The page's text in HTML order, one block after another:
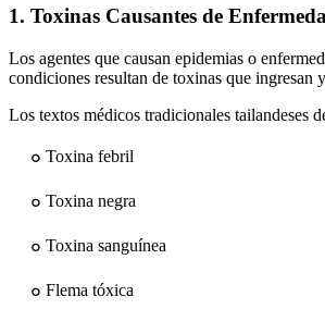
1. Toxinas Causantes de
Los agentes que causan epidemias o
condiciones resultan de toxinas que
Los textos médicos tradicionales tailandeses
๐ Toxina febril
๐ Toxina negra
๐ Toxina sanguínea
๐ Flema tóxica